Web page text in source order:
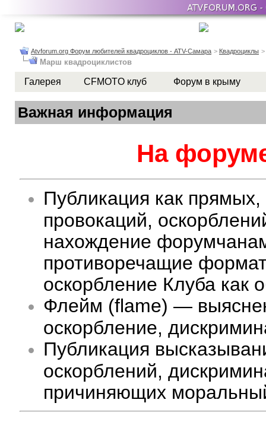
Atvforum.org Форум любителей квадроциклов - ATV-Самара > Квадроциклы >
Марш квадроциклистов
Галерея CFMOTO клуб Форум в крыму
Важная информация
На
Публикация как
провокаций,
нахождение
противоречащие
оскорбление Клуба как
Флейм (flame) —
оскорбление,
Публикация
оскорблений,
причиняющих